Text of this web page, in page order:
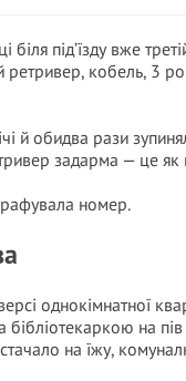
біля під’їзду вже
ретривер, кобель, 3
й обидва рази
задарма — це як
номер.
однокімнатної
на
на їжу,